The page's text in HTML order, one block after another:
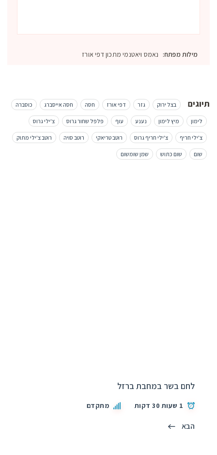
מילות מפתח: נאמס ויאטנמי מתכון דפי אורז
תיוגים בצל ירוק גזר דפי אורז חסה חסה אייסברג כוסברה
לימון מיץ לימון נענע עוף פלפל שחור גרוס צ'ילי גרוס
צ'ילי חריף צ'ילי חריף גרוס רוטב טריאקי רוטב סויה רוטב צ'ילי מתוק
שום שום כתוש שמן שומשום
לחם בשר במחבת ברזל
1 שעות 30 דקות מתקדם
הבא